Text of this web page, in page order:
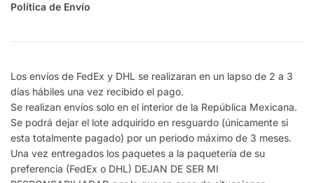
Política de Envío
Los envíos de FedEx y DHL se realizaran en un lapso de 2 a 3
días hábiles una vez recibido el pago.
Se realizan envíos solo en el interior de la República Mexicana.
Se podrá dejar el lote adquirido en resguardo (únicamente si
esta totalmente pagado) por un periodo máximo de 3 meses.
Una vez entregados los paquetes a la paquetería de su
preferencia (FedEx o DHL) DEJAN DE SER MI